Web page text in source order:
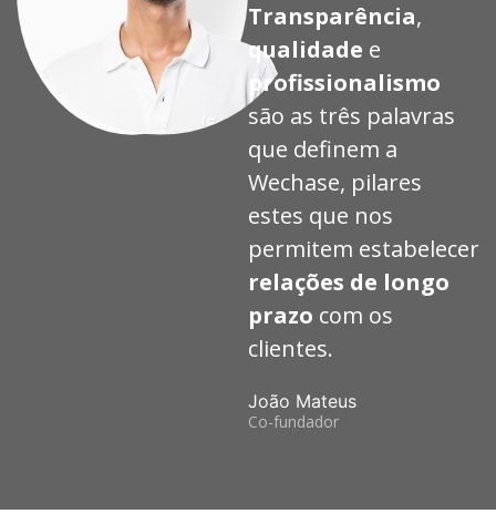
Transparência,
qualidade e
profissionalismo
são as três palavras
que definem a
Wechase, pilares
estes que nos
permitem estabelecer
relações de longo
prazo com os
clientes.
João Mateus
Co-fundador